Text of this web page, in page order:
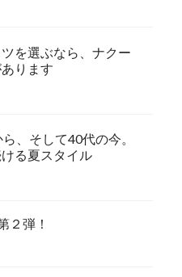
を選ぶなら、ナクー
ります
、そして40代の今。
る夏スタイル
２弾！